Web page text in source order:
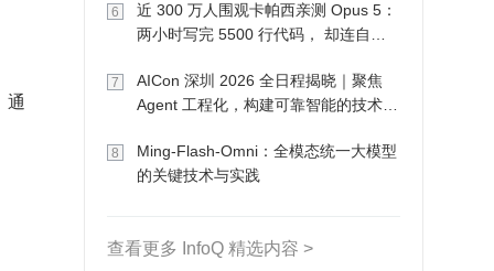
通
6
近 300 万人围观卡帕西亲测 Opus 5：
两小时写完 5500 行代码， 却连自己
7
AICon 深圳 2026 全日程揭晓｜聚焦
Agent 工程化，构建可靠智能的技术路
8
Ming-Flash-Omni：全模态统一大模型
的关键技术与实践
查看更多 InfoQ 精选内容 >